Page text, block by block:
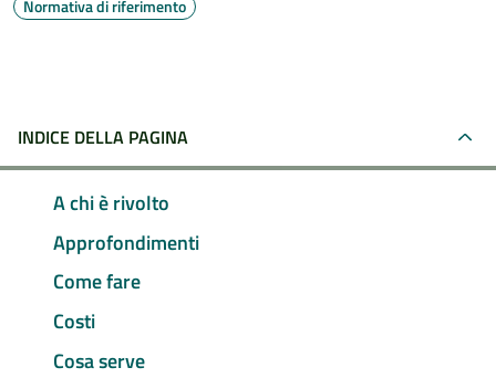
Normativa di riferimento
INDICE DELLA PAGINA
A chi è rivolto
Approfondimenti
Come fare
Costi
Cosa serve